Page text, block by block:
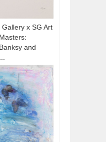
x SG Art
and